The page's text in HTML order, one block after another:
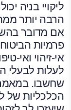
ליקויי בניה
הרבה יותר
אם מדובר
פרמיות
אי-זיהוי ואי-
לעלות לבעלי
שחשבו.
הכלכליות של